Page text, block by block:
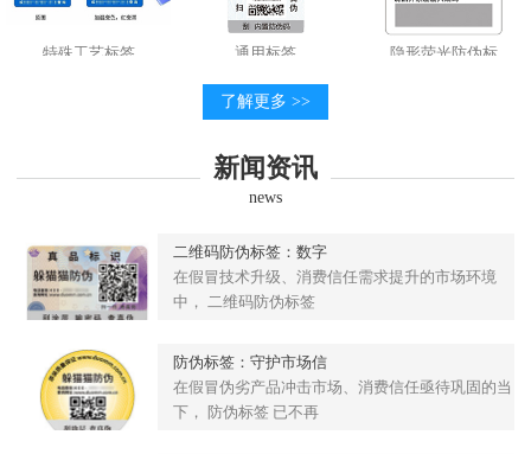
特殊工艺标签 通用标签 隐形荧光防伪标
了解更多 >>
新闻资讯
news
二维码防伪标签：数字
在假冒技术升级、消费信任需求提升的市场环境
中， 二维码防伪标签
防伪标签：守护市场信
在假冒伪劣产品冲击市场、消费信任亟待巩固的当
下， 防伪标签 已不再